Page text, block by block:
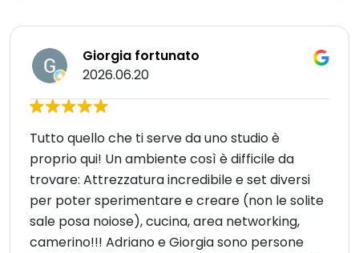
Giorgia fortunato
2026.06.20
Tutto quello che ti serve da uno studio è
proprio qui! Un ambiente così è difficile da
trovare: Attrezzatura incredibile e set diversi
per poter sperimentare e creare (non le solite
sale posa noiose), cucina, area networking,
camerino!!! Adriano e Giorgia sono persone